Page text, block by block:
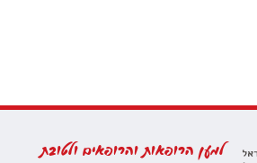
למען הרופאות והרופאים ולטובת